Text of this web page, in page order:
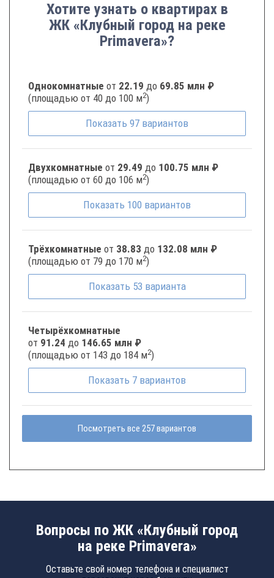
Хотите узнать о квартирах в
ЖК «Клубный город на реке
Primavera»?
Однокомнатные от 22.19 до 69.85 млн ₽
(площадью от 40 до 100 м2)
Показать 97 вариантов
Двухкомнатные от 29.49 до 100.75 млн ₽
(площадью от 60 до 106 м2)
Показать 100 вариантов
Трёхкомнатные от 38.83 до 132.08 млн ₽
(площадью от 79 до 170 м2)
Показать 53 варианта
Четырёхкомнатные
от 91.24 до 146.65 млн ₽
(площадью от 143 до 184 м2)
Показать 7 вариантов
Посмотреть все 257 вариантов
Вопросы по ЖК «Клубный город
на реке Primavera»
Оставьте свой номер телефона и специалист